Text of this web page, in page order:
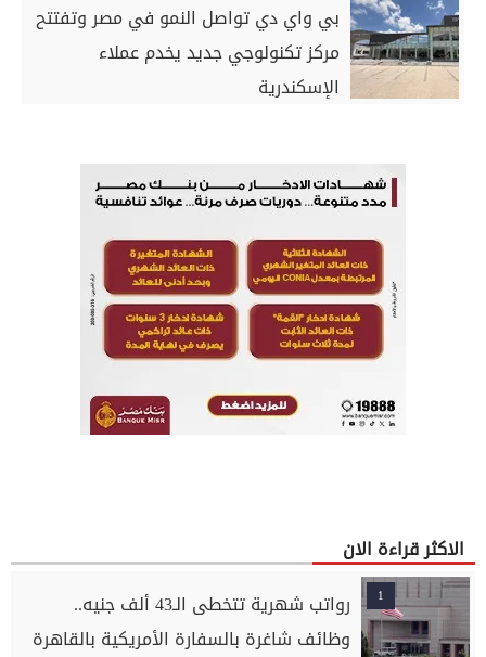
بي واي دي تواصل النمو في مصر وتفتتح
مركز تكنولوجي جديد يخدم عملاء
الإسكندرية
الاكثر قراءة الان
1
رواتب شهرية تتخطى الـ43 ألف جنيه..
وظائف شاغرة بالسفارة الأمريكية بالقاهرة